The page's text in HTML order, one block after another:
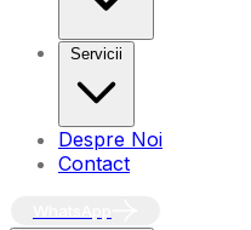
Servicii
Despre Noi
Contact